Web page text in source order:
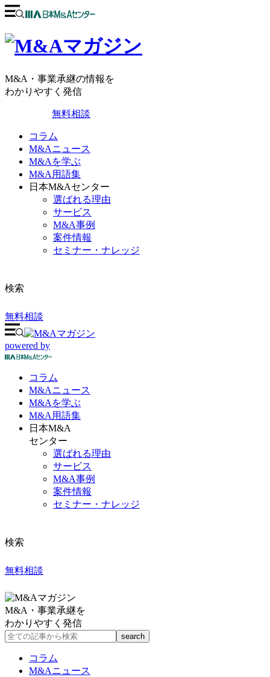
M&A・事業承継の情報を
わかりやすく発信
無料相談
コラム
M&Aニュース
M&Aを学ぶ
M&A用語集
日本M&Aセンター
選ばれる理由
サービス
M&A事例
案件情報
セミナー・ナレッジ
検索
無料相談
powered by
コラム
M&Aニュース
M&Aを学ぶ
M&A 用語集
日本M&A
センター
選ばれる理由
サービス
M&A事例
案件情報
セミナー・ナレッジ
検索
無料相談
M&A・事業承継を
わかりやすく発信
コラム
M&Aニュース